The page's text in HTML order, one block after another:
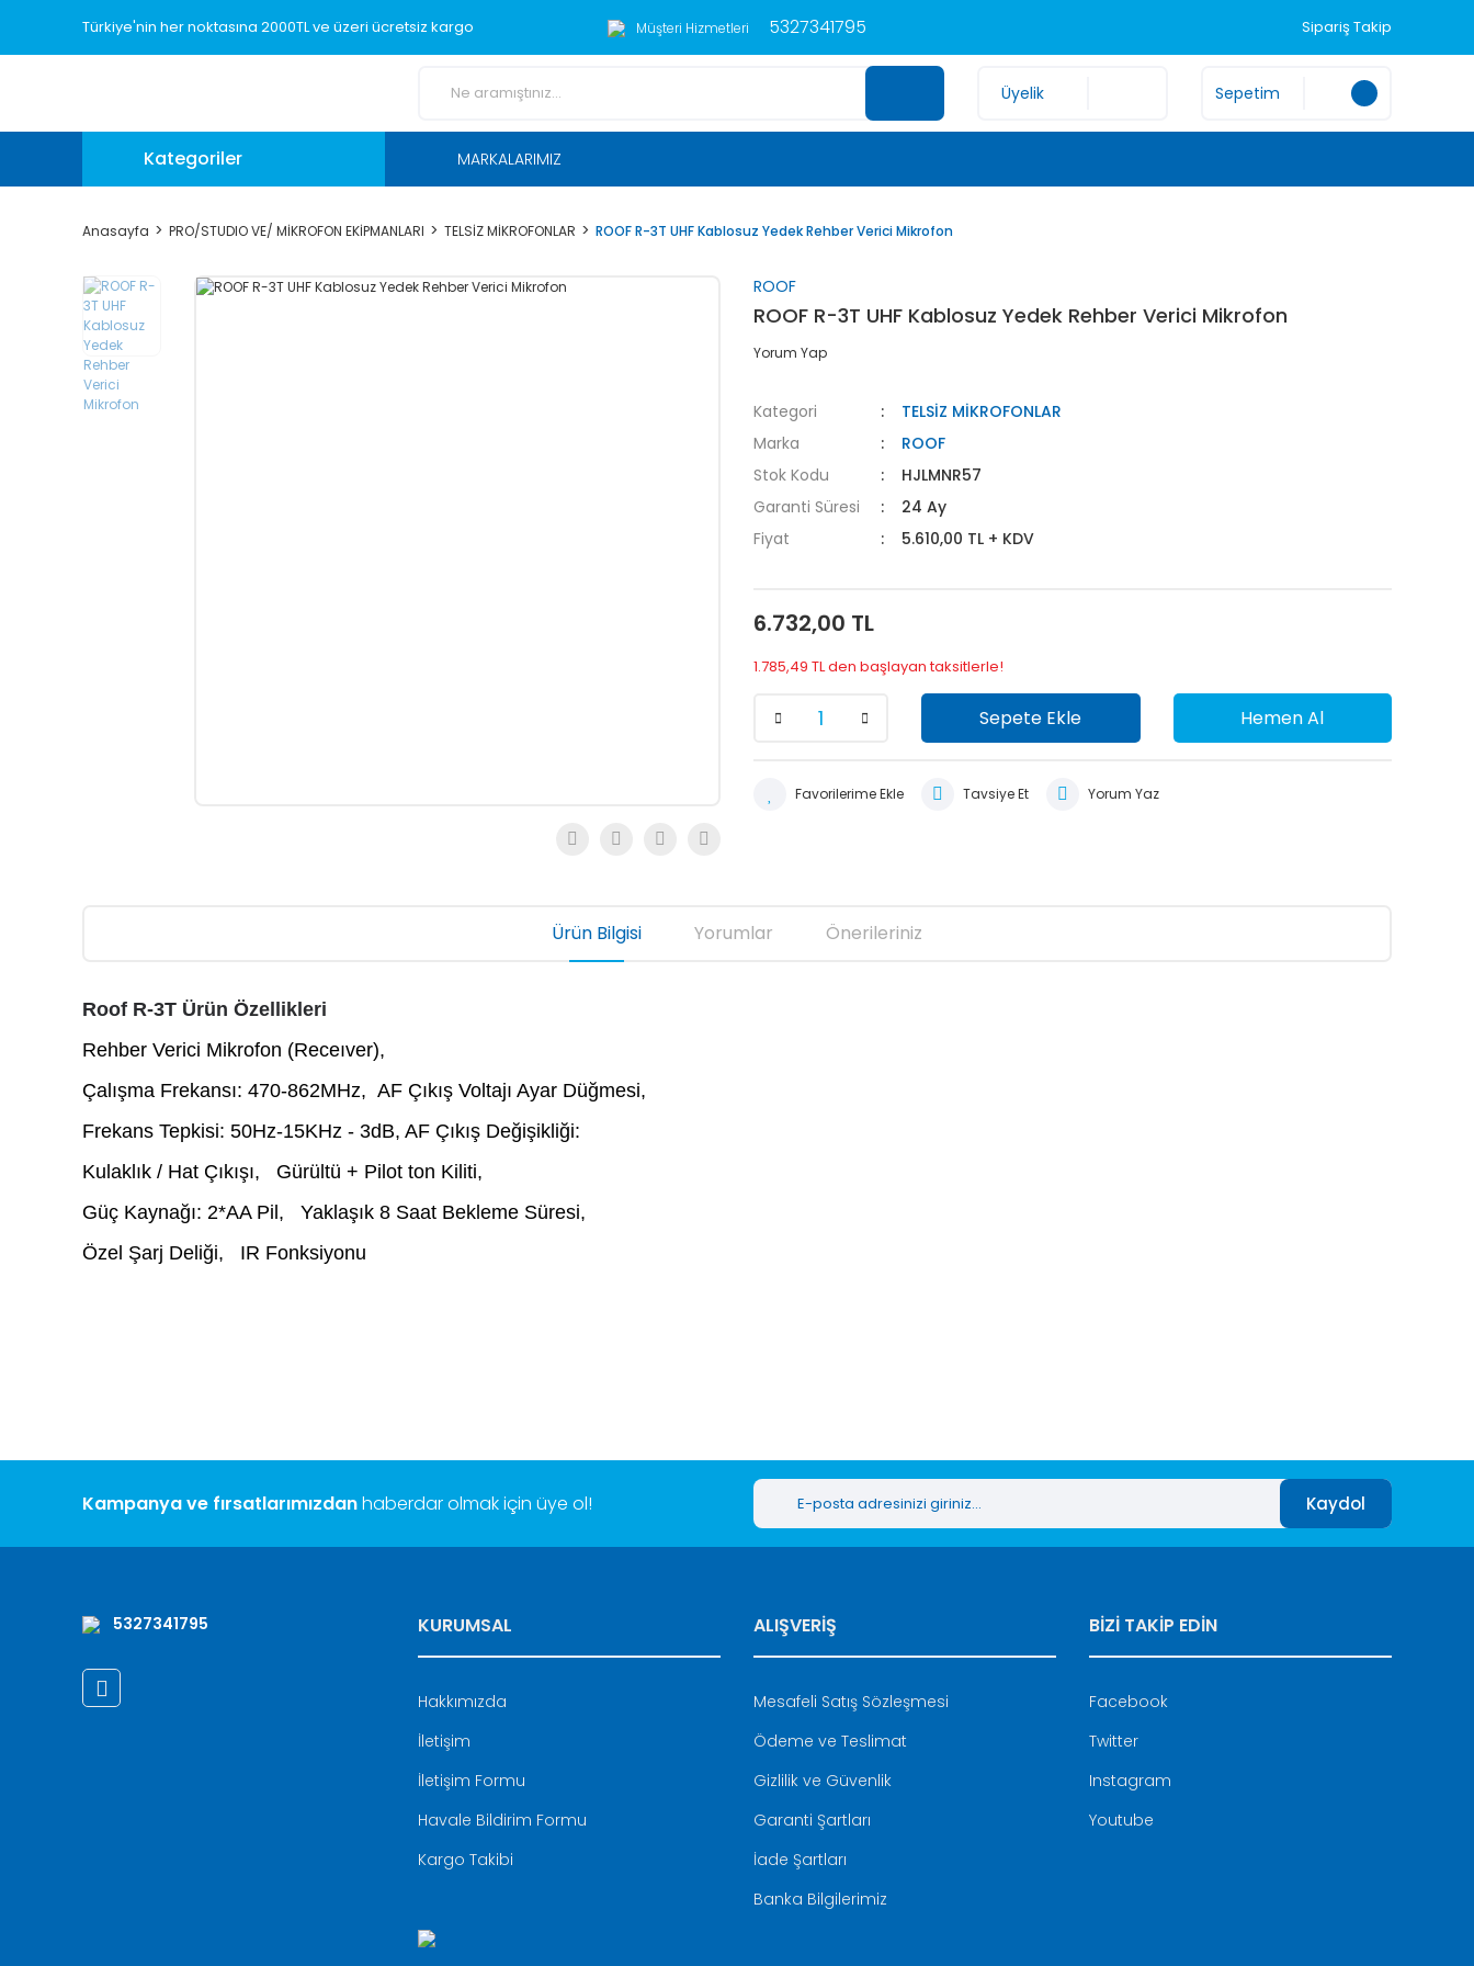
Türkiye'nin her noktasına 2000TL ve üzeri ücretsiz kargo Müşteri Hizmetleri 5327341795 Sipariş Takip
Üyelik Sepetim
Kategoriler MARKALARIMIZ
Anasayfa PRO/STUDIO VE/ MİKROFON EKİPMANLARI TELSİZ MİKROFONLAR ROOF R-3T UHF Kablosuz Yedek Rehber Verici Mikrofon
ROOF
ROOF R-3T UHF Kablosuz Yedek Rehber Verici Mikrofon
Yorum Yap
Kategori
TELSİZ MİKROFONLAR
Marka
ROOF
Stok Kodu
HJLMNR57
Garanti Süresi
24 Ay
Fiyat
5.610,00 TL + KDV
6.732,00 TL
1.785,49 TL den başlayan taksitlerle!
Sepete Ekle Hemen Al
Tavsiye Et Yorum Yaz
Ürün Bilgisi Yorumlar Önerileriniz
Roof R-3T Ürün Özellikleri
Rehber Verici Mikrofon (Receıver),
Çalışma Frekansı: 470-862MHz, AF Çıkış Voltajı Ayar Düğmesi,
Frekans Tepkisi: 50Hz-15KHz - 3dB, AF Çıkış Değişikliği:
Kulaklık / Hat Çıkışı, Gürültü + Pilot ton Kiliti,
Güç Kaynağı: 2*AA Pil, Yaklaşık 8 Saat Bekleme Süresi,
Özel Şarj Deliği, IR Fonksiyonu
Ürün fiyatı diğer sitelerden daha pahalı.
Gönder
Kampanya ve fırsatlarımızdanhaberdar olmak için üye ol! Kaydol
5327341795 KURUMSAL
Hakkımızda
İletişim
İletişim Formu
Havale Bildirim Formu
Kargo Takibi
ALIŞVERİŞ
Mesafeli Satış Sözleşmesi
Ödeme ve Teslimat
Gizlilik ve Güvenlik
Garanti Şartları
İade Şartları
Banka Bilgilerimiz
BİZİ TAKİP EDİN
Facebook
Twitter
Instagram
Youtube